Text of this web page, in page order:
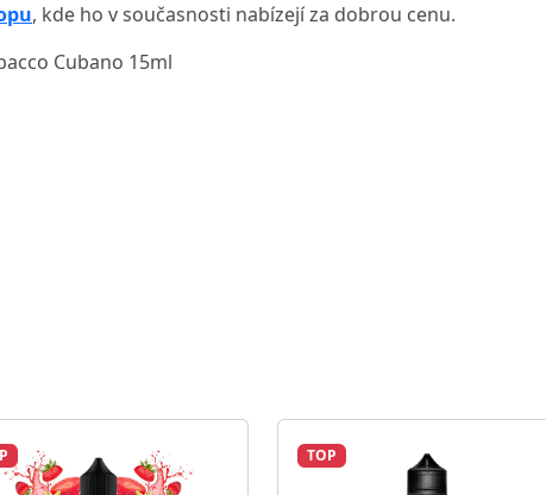
, kde ho v současnosti nabízejí za dobrou cenu.
Cubano 15ml
TOP